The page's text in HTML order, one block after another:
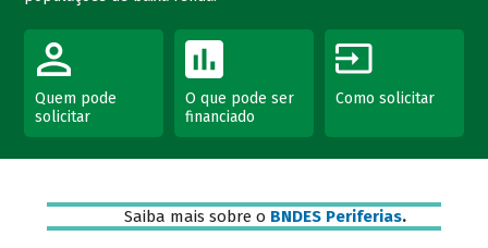
Quem pode
solicitar
O que pode ser
financiado
Como solicitar
Saiba mais sobre o BNDES Periferias.